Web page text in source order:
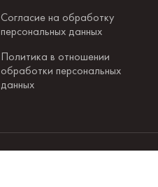
Согласие на обработку
персональных данных
Политика в отношении
обработки персональных
данных